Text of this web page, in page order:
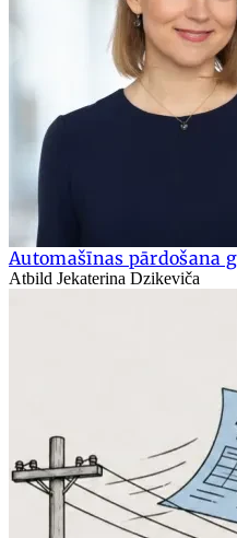
Automašīnas pārdošana
Atbild Jekaterina Dzikeviča